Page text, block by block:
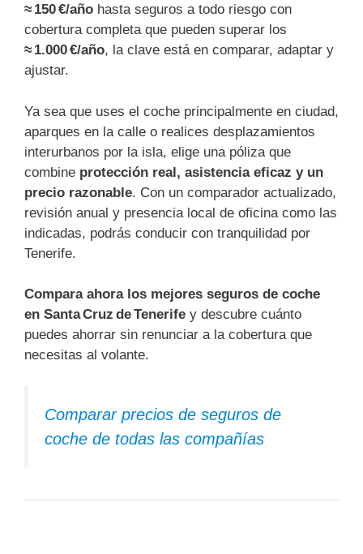
≈ 150 €/año hasta seguros a todo riesgo con
cobertura completa que pueden superar los
≈ 1.000 €/año, la clave está en comparar, adaptar y
ajustar.
Ya sea que uses el coche principalmente en ciudad,
aparques en la calle o realices desplazamientos
interurbanos por la isla, elige una póliza que
combine protección real, asistencia eficaz y un
precio razonable. Con un comparador actualizado,
revisión anual y presencia local de oficina como las
indicadas, podrás conducir con tranquilidad por
Tenerife.
Compara ahora los mejores seguros de coche
en Santa Cruz de Tenerife y descubre cuánto
puedes ahorrar sin renunciar a la cobertura que
necesitas al volante.
Comparar precios de seguros de
coche de todas las compañías